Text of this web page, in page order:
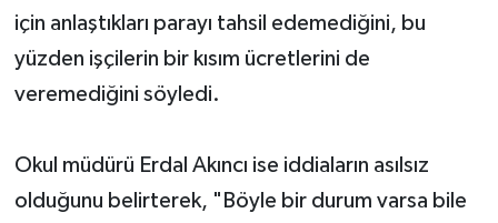
için anlaştıkları parayı tahsil edemediğini, bu
yüzden işçilerin bir kısım ücretlerini de
veremediğini söyledi.
Okul müdürü Erdal Akıncı ise iddiaların asılsız
olduğunu belirterek, "Böyle bir durum varsa bile